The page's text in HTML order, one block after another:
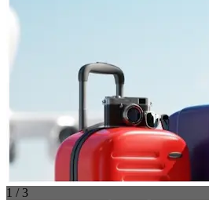
1 / 3